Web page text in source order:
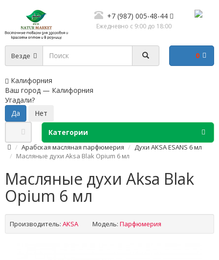
+7 (987) 005-48-44
Ежедневно с 9:00 до 18:00
Везде
Калифорния
Ваш город — Калифорния
Угадали?
0
Категории
Арабская масляная парфюмерия
Духи AKSA ESANS 6 мл
Масляные духи Aksa Blak Opium 6 мл
Масляные духи Aksa Blak
Opium 6 мл
Производитель: AKSA Модель: Парфюмерия